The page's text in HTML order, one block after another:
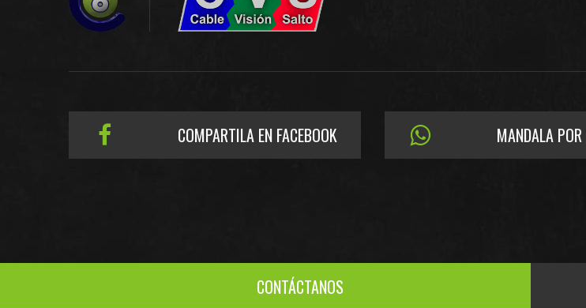
COMPARTILA EN FACEBOOK MANDALA
CONTÁCTANOS